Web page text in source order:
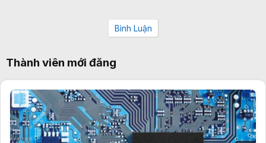
Bình Luận
Thành viên mới đăng